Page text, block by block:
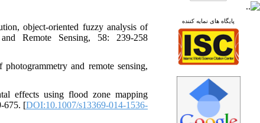
پایگاه های نمایه کننده
object-oriented fuzzy analysis of
Remote Sensing, 58: 239-258
and remote sensing,
effects using flood zone mapping
675. [DOI:10.1007/s13369-014-1536-